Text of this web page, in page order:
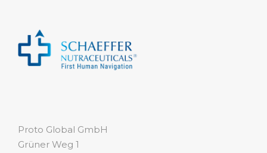
Proto Global GmbH
Grüner Weg 1